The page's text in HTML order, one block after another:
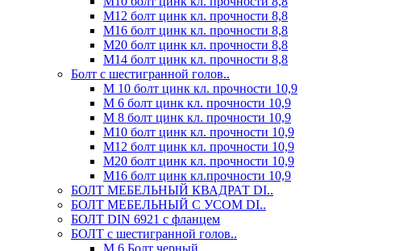
М12 болт цинк кл. прочности 8,8
М16 болт цинк кл. прочности 8,8
М20 болт цинк кл. прочности 8,8
М14 болт цинк кл. прочности 8,8
Болт с шестигранной голов..
М 10 болт цинк кл. прочности 10,9
М 6 болт цинк кл. прочности 10,9
М 8 болт цинк кл. прочности 10,9
М10 болт цинк кл. прочности 10,9
М12 болт цинк кл. прочности 10,9
М20 болт цинк кл. прочности 10,9
М16 болт цинк кл.прочности 10,9
БОЛТ МЕБЕЛЬНЫЙ КВАДРАТ DI..
БОЛТ МЕБЕЛЬНЫЙ С УСОМ DI..
БОЛТ DIN 6921 c фланцем
БОЛТ с шестигранной голов..
М 6 Болт черный